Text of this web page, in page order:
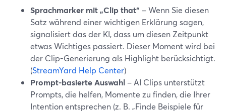
Sprachmarker mit „Clip that“ – Wenn Sie diesen
Satz während einer wichtigen Erklärung sagen,
signalisiert das der KI, dass um diesen Zeitpunkt
etwas Wichtiges passiert. Dieser Moment wird bei
der Clip-Generierung als Highlight berücksichtigt.
(StreamYard Help Center)
Prompt-basierte Auswahl – AI Clips unterstützt
Prompts, die helfen, Momente zu finden, die Ihrer
Intention entsprechen (z. B. „Finde Beispiele für